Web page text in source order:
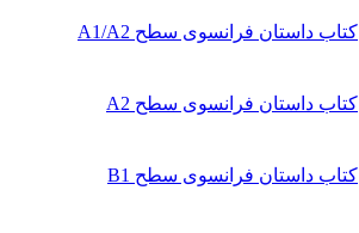
کتاب داستان فرانسوی سطح A1/A2
کتاب داستان فرانسوی سطح A2
کتاب داستان فرانسوی سطح B1